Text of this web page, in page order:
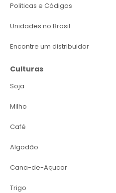
Politicas e Códigos
Unidades no Brasil
Encontre um distribuidor
Culturas
Soja
Milho
Café
Algodão
Cana-de-Açucar
Trigo